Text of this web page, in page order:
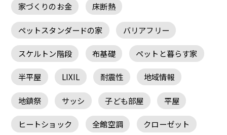
家づくりのお金 床断熱
ペットスタンダードの家 バリアフリー
スケルトン階段 布基礎 ペットと暮らす家
半平屋 LIXIL 耐震性 地域情報
地鎮祭 サッシ 子ども部屋 平屋
ヒートショック 全館空調 クローゼット